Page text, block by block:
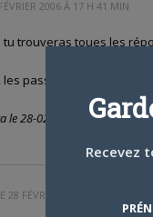
2006 À 17 H 41 MIN
tu trouveras toues les
pass tu peux te rendre
le 28-02-2006 à 17:41
28 FÉVRIER 2006 À 18 H 55 MIN
Recevez